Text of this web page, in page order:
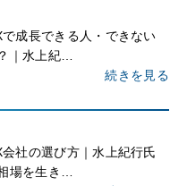
で成長できる人・できない
｜水上紀…
続きを見る
会社の選び方｜水上紀行氏
場を生き…